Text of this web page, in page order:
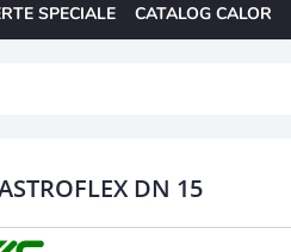
SPECIALE CATALOG CALOR
DN 15